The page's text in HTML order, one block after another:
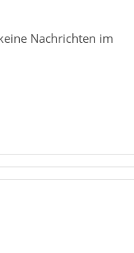
Nachrichten im